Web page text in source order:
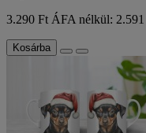
3.290 Ft ÁFA nélkül:
Kosárba